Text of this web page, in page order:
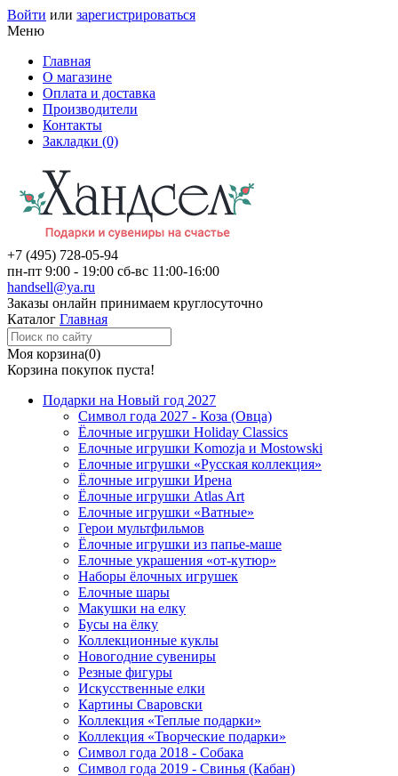
Войти или зарегистрироваться
Меню
Главная
О магазине
Оплата и доставка
Производители
Контакты
Закладки (0)
+7 (495) 728-05-94
пн-пт 9:00 - 19:00 сб-вс 11:00-16:00
handsell@ya.ru
Заказы онлайн принимаем круглосуточно
Каталог Главная
Моя корзина(0)
Корзина покупок пуста!
Подарки на Новый год 2027
Символ года 2027 - Коза (Овца)
Ёлочные игрушки Holiday Classics
Елочные игрушки Komozja и Mostowski
Елочные игрушки «Русская коллекция»
Ёлочные игрушки Ирена
Ёлочные игрушки Atlas Art
Елочные игрушки «Ватные»
Герои мультфильмов
Ёлочные игрушки из папье-маше
Елочные украшения «от-кутюр»
Наборы ёлочных игрушек
Елочные шары
Макушки на елку
Бусы на ёлку
Коллекционные куклы
Новогодние сувениры
Резные фигуры
Искусственные елки
Картины Сваровски
Коллекция «Теплые подарки»
Коллекция «Творческие подарки»
Символ года 2018 - Собака
Символ года 2019 - Свинья (Кабан)